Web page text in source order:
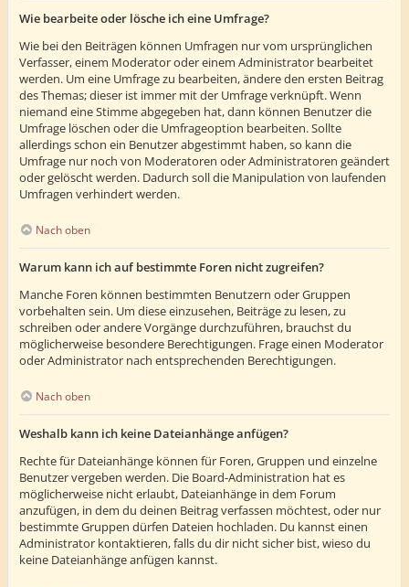
Wie bearbeite oder lösche ich eine Umfrage?
Wie bei den Beiträgen können Umfragen nur vom ursprünglichen
Verfasser, einem Moderator oder einem Administrator bearbeitet
werden. Um eine Umfrage zu bearbeiten, ändere den ersten Beitrag
des Themas; dieser ist immer mit der Umfrage verknüpft. Wenn
niemand eine Stimme abgegeben hat, dann können Benutzer die
Umfrage löschen oder die Umfrageoption bearbeiten. Sollte
allerdings schon ein Benutzer abgestimmt haben, so kann die
Umfrage nur noch von Moderatoren oder Administratoren geändert
oder gelöscht werden. Dadurch soll die Manipulation von laufenden
Umfragen verhindert werden.
Nach oben
Warum kann ich auf bestimmte Foren nicht zugreifen?
Manche Foren können bestimmten Benutzern oder Gruppen
vorbehalten sein. Um diese einzusehen, Beiträge zu lesen, zu
schreiben oder andere Vorgänge durchzuführen, brauchst du
möglicherweise besondere Berechtigungen. Frage einen Moderator
oder Administrator nach entsprechenden Berechtigungen.
Nach oben
Weshalb kann ich keine Dateianhänge anfügen?
Rechte für Dateianhänge können für Foren, Gruppen und einzelne
Benutzer vergeben werden. Die Board-Administration hat es
möglicherweise nicht erlaubt, Dateianhänge in dem Forum
anzufügen, in dem du deinen Beitrag verfassen möchtest, oder nur
bestimmte Gruppen dürfen Dateien hochladen. Du kannst einen
Administrator kontaktieren, falls du dir nicht sicher bist, wieso du
keine Dateianhänge anfügen kannst.